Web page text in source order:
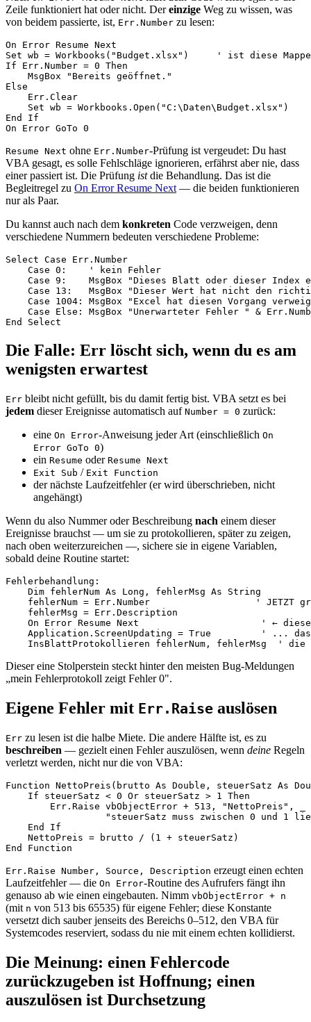
Zeile funktioniert hat oder nicht. Dereinzige Weg zu wissen, was
von beidem passierte, ist, Err.Number zu lesen:
On Error Resume Next
Set wb = Workbooks("Budget.xlsx")     ' ist diese
If Err.Number = 0 Then
    MsgBox "Bereits geöffnet."
Else
    Err.Clear
    Set wb = Workbooks.Open("C:\Daten\Budget.xlsx")
End If
Resume Next ohne Err.Number-Prüfung ist vergeudet: Du hast
VBA gesagt, es solle Fehlschläge ignorieren, erfährst aber nie, dass
einer passiert ist. Die Prüfung istdie Behandlung. Das ist die
Begleitregel zu On Error Resume Next — die beiden funktionieren
nur als Paar.
Du kannst auch nach dem konkreten Code verzweigen, denn
verschiedene Nummern bedeuten verschiedene Probleme:
Select Case Err.Number
    Case 0:    ' kein Fehler
Case 9:    MsgBox "Dieses Blatt oder dieser Index
Case 13:   MsgBox "Dieser Wert hat nicht den
Case 1004: MsgBox "Excel hat diesen Vorgang
Case Else: MsgBox "Unerwarteter Fehler " &
Die Falle: Err löscht sich, wenn du es am
wenigsten erwartest
Err bleibt nicht gefüllt, bis du damit fertig bist. VBA setzt es bei
jedem dieser Ereignisse automatisch auf Number = 0 zurück:
eine On Error-Anweisung jeder Art (einschließlich On
Error GoTo 0)
ein Resume oder Resume Next
Exit Sub / Exit Function
der nächste Laufzeitfehler (er wird überschrieben, nicht
angehängt)
Wenn du also Nummer oder Beschreibung nach einem dieser
Ereignisse brauchst — um sie zu protokollieren, später zu zeigen,
nach oben weiterzureichen —, sichere sie in eigene Variablen,
sobald deine Routine startet:
Fehlerbehandlung:
    Dim fehlerNum As Long, fehlerMsg As String
fehlerNum = Err.Number                   ' JETZT
    fehlerMsg = Err.Description
On Error Resume Next                      ' ←
Application.ScreenUpdating = True         ' ...
Dieser eine Stolperstein steckt hinter den meisten Bug-Meldungen
„mein Fehlerprotokoll zeigt Fehler 0".
Eigene Fehler mit Err.Raise auslösen
Err zu lesen ist die halbe Miete. Die andere Hälfte ist, es zu
beschreiben — gezielt einen Fehler auszulösen, wenn deine Regeln
verletzt werden, nicht nur die von VBA:
Function NettoPreis(brutto As Double, steuerSatz As
    If steuerSatz < 0 Or steuerSatz > 1 Then
        Err.Raise vbObjectError + 513, "NettoPreis", _
"steuerSatz muss zwischen 0 und 1
    End If
    NettoPreis = brutto / (1 + steuerSatz)
Err.Raise Number, Source, Description erzeugt einen echten
Laufzeitfehler — die On Error-Routine des Aufrufers fängt ihn
genauso ab wie einen eingebauten. Nimm vbObjectError + n
(mit n von 513 bis 65535) für eigene Fehler; diese Konstante
versetzt dich sauber jenseits des Bereichs 0–512, den VBA für
Systemcodes reserviert, sodass du nie mit einem echten kollidierst.
Die Meinung: einen Fehlercode
zurückzugeben ist Hoffnung; einen
auszulösen ist Durchsetzung